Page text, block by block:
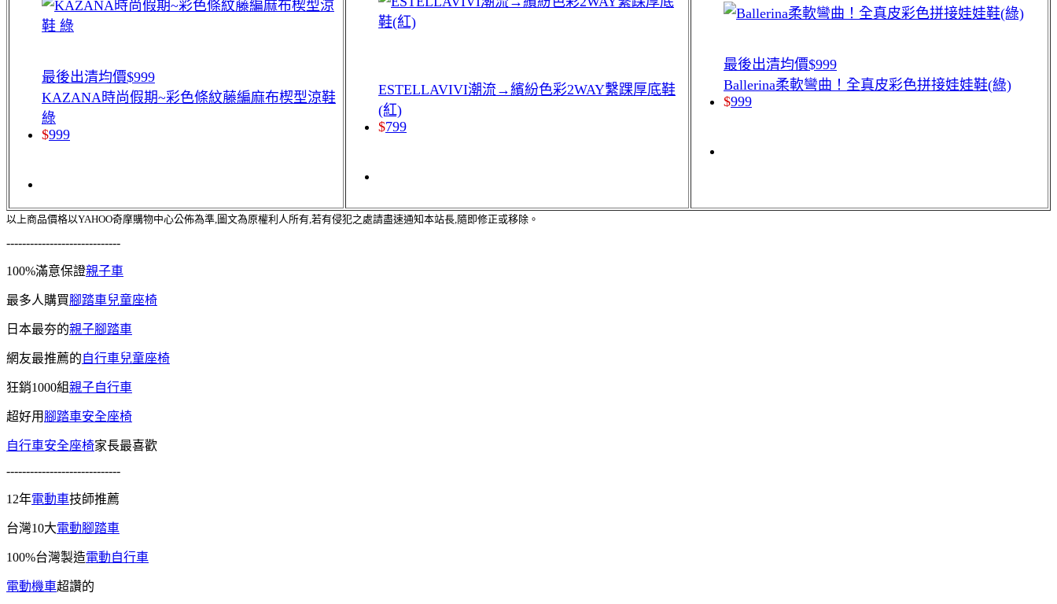
最後出清均價$999
KAZANA時尚假期~彩色條紋藤編麻布楔型涼鞋
綠
$999
ESTELLAVIVI潮流→繽紛色彩2WAY繫踝厚底鞋
(紅)
$799
最後出清均價$999
Ballerina柔軟彎曲！全真皮彩色拼接娃娃鞋(綠)
$999
以上商品價格以YAHOO奇摩購物中心公佈為準,圖文為原權利人所有,若有侵犯之處請盡速通知本站長,隨即修正或移除。
-----------------------------
100%滿意保證親子車
最多人購買腳踏車兒童座椅
日本最夯的親子腳踏車
網友最推薦的自行車兒童座椅
狂銷1000組親子自行車
超好用 腳踏車安全座椅
自行車安全座椅家長最喜歡
-----------------------------
12年電動車技師推薦
台灣10大電動腳踏車
100%台灣製造電動自行車
電動機車超讚的